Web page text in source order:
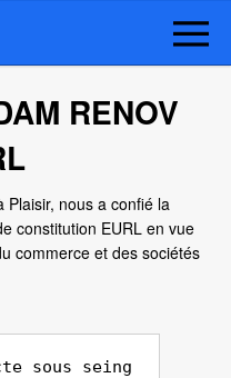
RENOV
Plaisir, nous a confié la
constitution EURL en vue
commerce et des sociétés
sous seing